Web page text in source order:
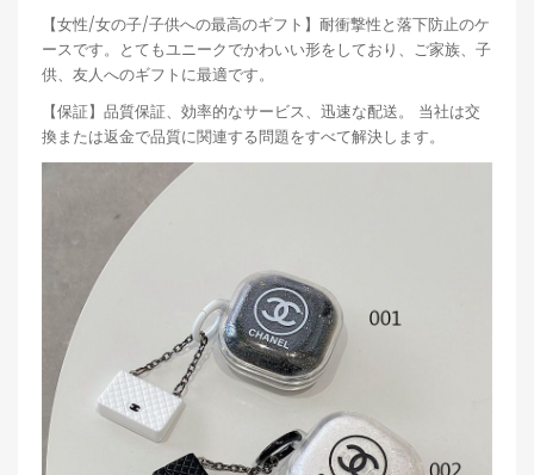
【女性/女の子/子供への最高のギフト】耐衝撃性と落下防止のケ
ースです。とてもユニークでかわいい形をしており、ご家族、子
供、友人へのギフトに最適です。
【保証】品質保証、効率的なサービス、迅速な配送。 当社は交
換または返金で品質に関連する問題をすべて解決します。